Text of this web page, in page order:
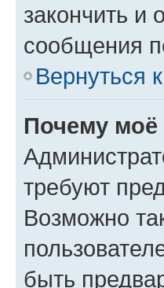
закончить и
сообщения
Вернуться
Почему моё
требуют
Возможно
быть